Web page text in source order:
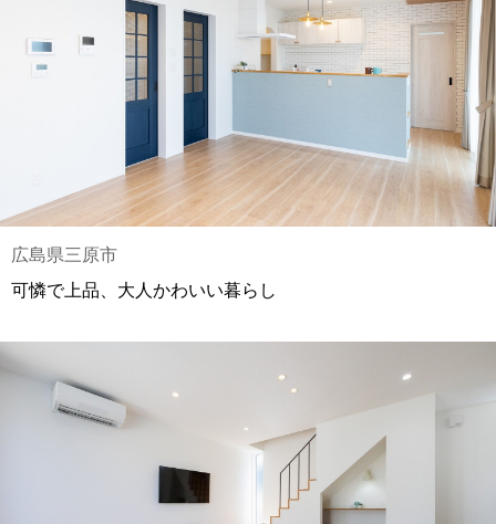
広島県三原市
可憐で上品、大人かわいい暮らし